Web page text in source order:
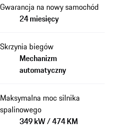
Gwarancja na nowy samochód
24 miesięcy
Skrzynia biegów
Mechanizm
automatyczny
Maksymalna moc silnika
spalinowego
349 kW / 474 KM